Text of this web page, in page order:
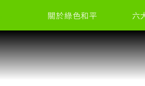
關於綠色和平 六